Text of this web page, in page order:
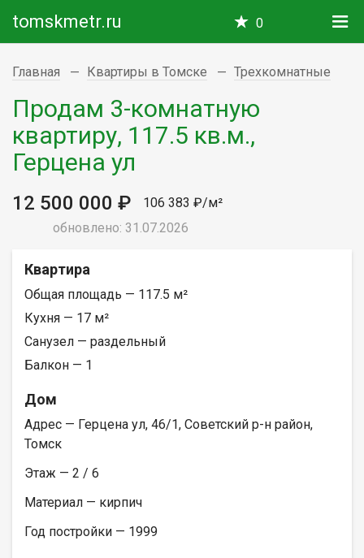
tomskmetr.ru 0
Главная Квартиры в Томске Трехкомнатные
Продам 3-комнатную
квартиру, 117.5 кв.м.,
Герцена ул
12 500 000 ₽
106 383 ₽/м²
обновлено: 31.07.2026
Квартира
Общая площадь — 117.5 м²
Кухня — 17 м²
Санузел — раздельный
Балкон — 1
Дом
Адрес — Герцена ул, 46/1, Советский р-н район,
Томск
Этаж — 2 / 6
Материал — кирпич
Год постройки — 1999